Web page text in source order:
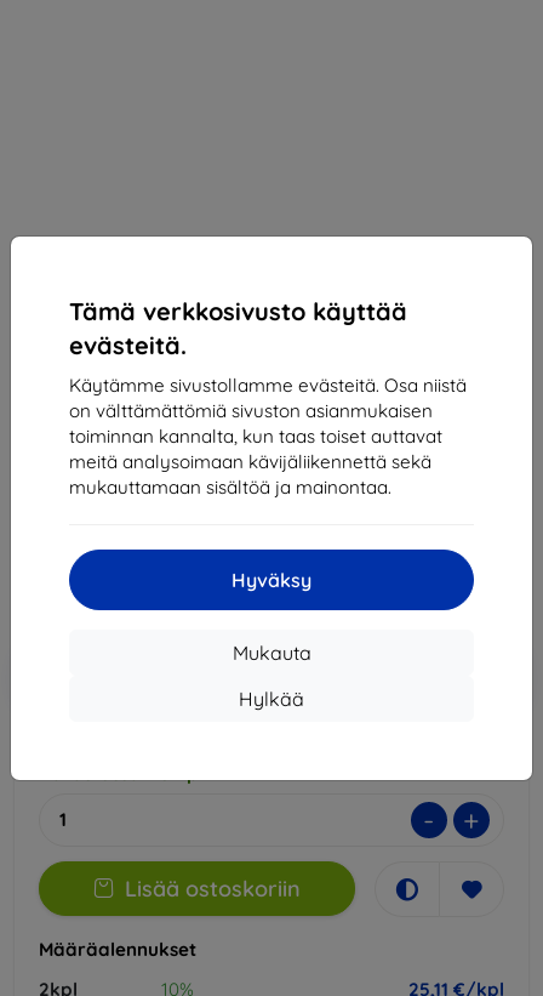
Tämä verkkosivusto käyttää
evästeitä.
Käytämme sivustollamme evästeitä. Osa niistä
on välttämättömiä sivuston asianmukaisen
toiminnan kannalta, kun taas toiset auttavat
meitä analysoimaan kävijäliikennettä sekä
mukauttamaan sisältöä ja mainontaa.
Hyväksy
Mukauta
Hylkää
3mk Paper Feeling Protective film for Lenovo Tab
Lenovo Tab K11
25,11 €
Hinta ilman ALV:tä
Alennus kupongilla
- +
Lisää ostoskoriin
Määräalennukset
2kpl
10% 25,11 €/kpl